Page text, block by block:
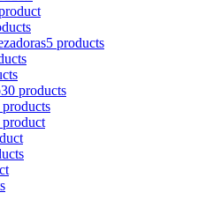
5 products
30 products
products
product